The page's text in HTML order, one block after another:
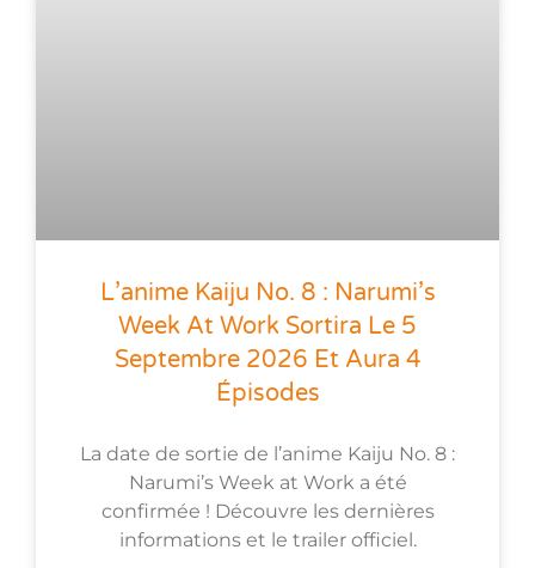
L’anime Kaiju No. 8 : Narumi’s
Week At Work Sortira Le 5
Septembre 2026 Et Aura 4
Épisodes
La date de sortie de l’anime Kaiju No. 8 :
Narumi’s Week at Work a été
confirmée ! Découvre les dernières
informations et le trailer officiel.